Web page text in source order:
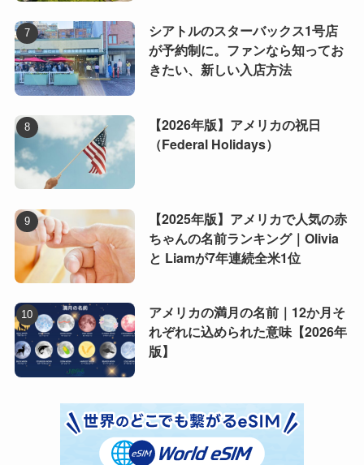
シアトルのスターバックス1号店
が予約制に。ファンなら知ってお
きたい、新しい入店方法
【2026年版】アメリカの祝日
（Federal Holidays）
【2025年版】アメリカで人気の赤
ちゃんの名前ランキング｜Olivia
と Liamが7年連続全米1位
アメリカの満月の名前｜12か月そ
れぞれに込められた意味【2026年
版】